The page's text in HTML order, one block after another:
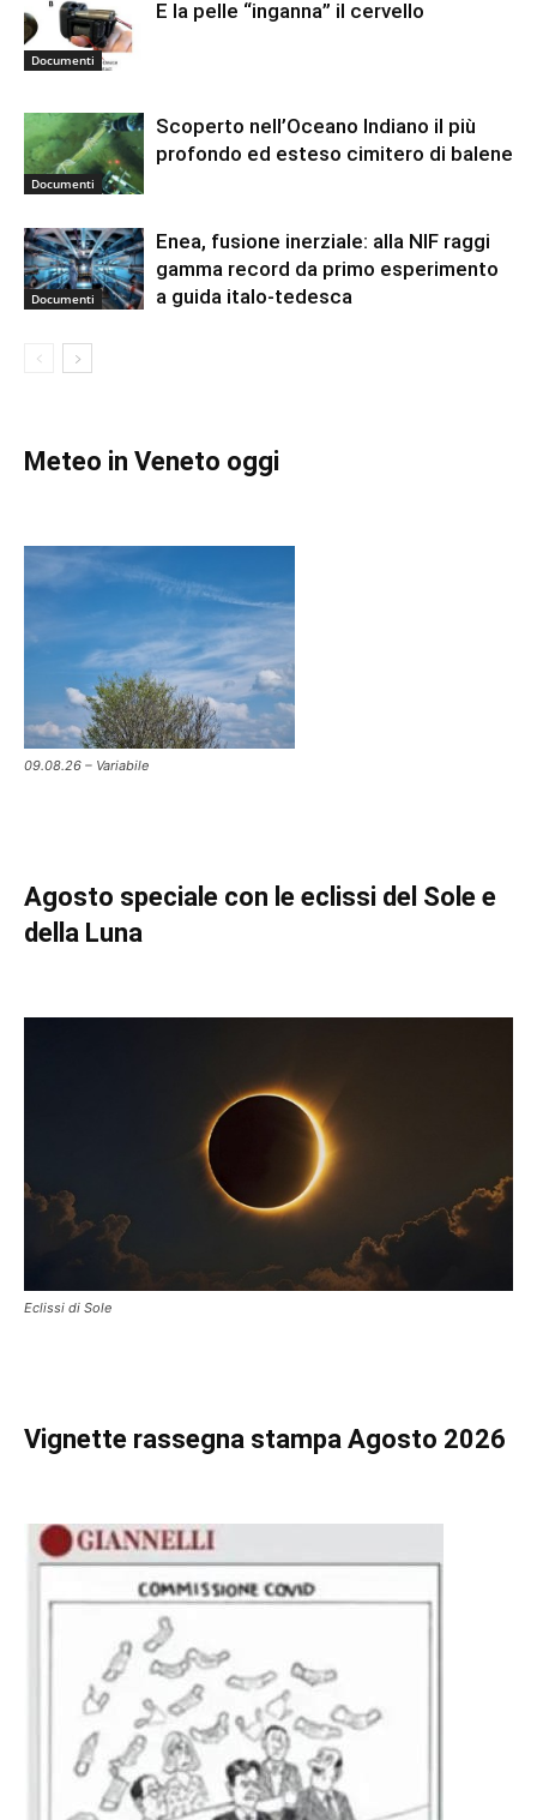
Documenti
E la pelle “inganna” il cervello
Documenti
Scoperto nell’Oceano Indiano il più
profondo ed esteso cimitero di balene
Documenti
Enea, fusione inerziale: alla NIF raggi
gamma record da primo esperimento
a guida italo-tedesca
Meteo in Veneto oggi
09.08.26 – Variabile
Agosto speciale con le eclissi del Sole e
della Luna
Eclissi di Sole
Vignette rassegna stampa Agosto 2026